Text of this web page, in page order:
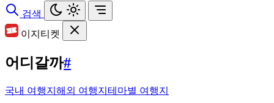
검색
이지티켓
어디갈까#
국내 여행지 해외 여행지 테마별 여행지